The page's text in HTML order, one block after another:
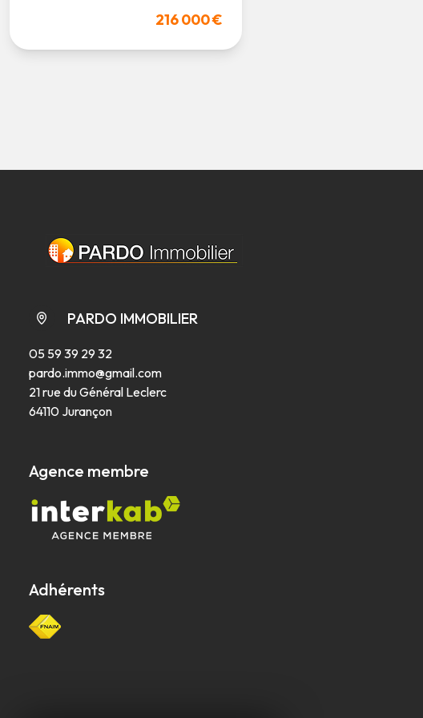
216 000 €
PARDO IMMOBILIER
05 59 39 29 32
pardo.immo@gmail.com
21 rue du Général Leclerc
64110 Jurançon
agence membre
Adhérents